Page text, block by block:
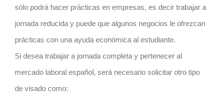
sólo podrá hacer prácticas en empresas, es decir trabajar a
jornada reducida y puede que algunos negocios le ofrezcan
prácticas con una ayuda económica al estudiante.
Si desea trabajar a jornada completa y pertenecer al
mercado laboral español, será necesario solicitar otro tipo
de visado como: